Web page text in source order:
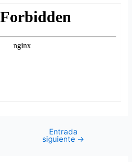
Entrada
siguiente →